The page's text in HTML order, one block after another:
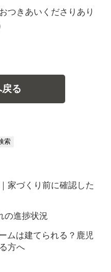
つきあいくださりあり
る
索
家づくり前に確認した
の進捗状況
ムは建てられる？鹿児
方へ